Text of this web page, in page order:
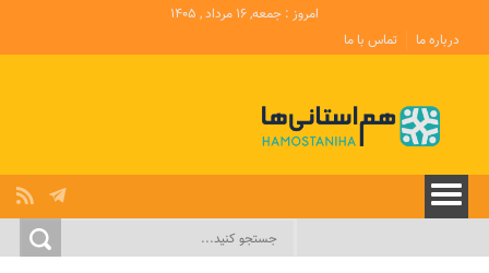
امروز : جمعه, ۱۶ مرداد , ۱۴۰۵
درباره ما
تماس با ما